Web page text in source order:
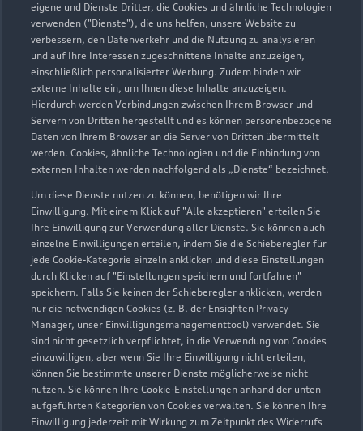
eigene und Dienste Dritter, die Cookies und ähnliche Technologien
verwenden ("Dienste"), die uns helfen, unsere Website zu
verbessern, den Datenverkehr und die Nutzung zu analysieren
und auf Ihre Interessen zugeschnittene Inhalte anzuzeigen,
einschließlich personalisierter Werbung. Zudem binden wir
externe Inhalte ein, um Ihnen diese Inhalte anzuzeigen.
Hierdurch werden Verbindungen zwischen Ihrem Browser und
Servern von Dritten hergestellt und es können personenbezogene
Daten von Ihrem Browser an die Server von Dritten übermittelt
werden. Cookies, ähnliche Technologien und die Einbindung von
externen Inhalten werden nachfolgend als „Dienste“ bezeichnet.
Um diese Dienste nutzen zu können, benötigen wir Ihre
Einwilligung. Mit einem Klick auf "Alle akzeptieren" erteilen Sie
Ihre Einwilligung zur Verwendung aller Dienste. Sie können auch
einzelne Einwilligungen erteilen, indem Sie die Schieberegler für
jede Cookie-Kategorie einzeln anklicken und diese Einstellungen
durch Klicken auf "Einstellungen speichern und fortfahren"
speichern. Falls Sie keinen der Schieberegler anklicken, werden
nur die notwendigen Cookies (z. B. der Ensighten Privacy
Manager, unser Einwilligungsmanagementtool) verwendet. Sie
sind nicht gesetzlich verpflichtet, in die Verwendung von Cookies
einzuwilligen, aber wenn Sie Ihre Einwilligung nicht erteilen,
können Sie bestimmte unserer Dienste möglicherweise nicht
nutzen. Sie können Ihre Cookie-Einstellungen anhand der unten
aufgeführten Kategorien von Cookies verwalten. Sie können Ihre
Einwilligung jederzeit mit Wirkung zum Zeitpunkt des Widerrufs
Zur Inspektion